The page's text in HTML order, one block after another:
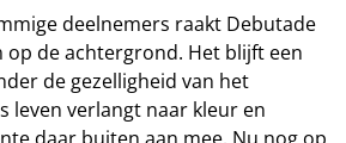
deelnemers raakt Debutade
op de achtergrond. Het blijft een
de gezelligheid van het
leven verlangt naar kleur en
daar buiten aan mee. Nu nog op